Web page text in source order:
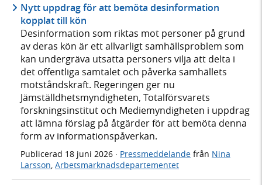
Nytt uppdrag för att bemöta desinformation
kopplat till kön
Desinformation som riktas mot personer på grund
av deras kön är ett allvarligt samhällsproblem som
kan undergräva utsatta personers vilja att delta i
det offentliga samtalet och påverka samhällets
motståndskraft. Regeringen ger nu
Jämställdhetsmyndigheten, Totalförsvarets
forskningsinstitut och Mediemyndigheten i uppdrag
att lämna förslag på åtgärder för att bemöta denna
form av informationspåverkan.
Publicerad 18 juni 2026 · Pressmeddelande från Nina
Larsson, Arbetsmarknadsdepartementet